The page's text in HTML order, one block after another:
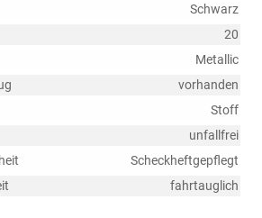
Schwarz
20
Metallic
vorhanden
Stoff
unfallfrei
Scheckheftgepflegt
fahrtauglich